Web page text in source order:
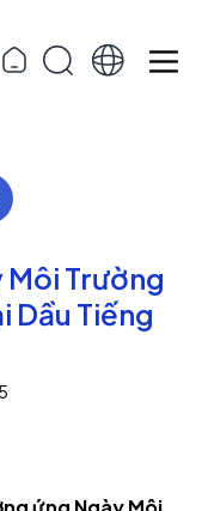
Môi Trường
Dầu Tiếng